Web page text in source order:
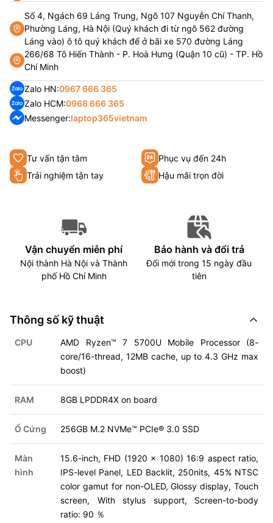
Tư vấn tận tâm
Phục vụ đến 24h
Trải nghiệm tận tay
Hậu mãi trọn đời
Vận chuyển miễn phí
Nội thành Hà Nội và Thành
phố Hồ Chí Minh
Bảo hành và đổi trả
Đổi mới trong 15 ngày đầu
tiên
Thông số kỹ thuật
CPU
AMD Ryzen™ 7 5700U Mobile Processor (8-
core/16-thread, 12MB cache, up to 4.3 GHz max
boost)
RAM 8GB LPDDR4X on board
Ổ Cứng 256GB M.2 NVMe™ PCIe® 3.0 SSD
Màn
hình
15.6-inch, FHD (1920 x 1080) 16:9 aspect ratio,
IPS-level Panel, LED Backlit, 250nits, 45% NTSC
color gamut for non-OLED, Glossy display, Touch
screen, With stylus support, Screen-to-body
ratio: 90 ％
Số 4, Ngách 69 Láng Trung, Ngõ 107 Nguyễn Chí Thanh,
Phường Láng, Hà Nội (Quý khách đi từ ngõ 562 đường
Láng vào) ô tô quý khách để ở bãi xe 570 đường Láng
266/68 Tô Hiến Thành - P. Hoà Hưng (Quận 10 cũ) - TP. Hồ
Chí Minh
Zalo HN:0967 666 365
Zalo HCM:0968 666 365
Messenger:laptop365vietnam